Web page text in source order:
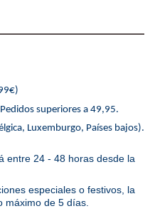
superiores a 49,95.
Luxemburgo, Países bajos).
entre 24 - 48 horas desde la
especiales o festivos, la
máximo de 5 días.